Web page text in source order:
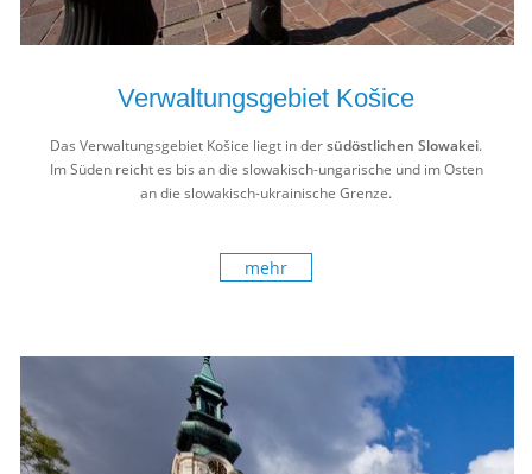
Verwaltungsgebiet Košice
Das Verwaltungsgebiet Košice liegt in dersüdöstlichen Slowakei.
Im Süden reicht es bis an die slowakisch-ungarische und im Osten
an die slowakisch-ukrainische Grenze.
mehr